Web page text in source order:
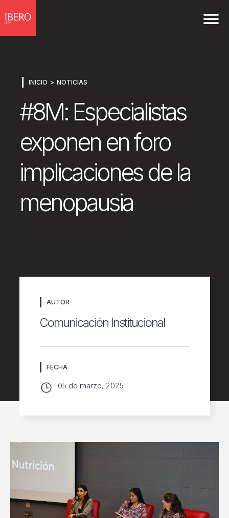
INICIO NOTICIAS
#8M: Especialistas
exponen en foro
implicaciones de la
menopausia
AUTOR
Comunicación Institucional
FECHA
05 de marzo, 2025